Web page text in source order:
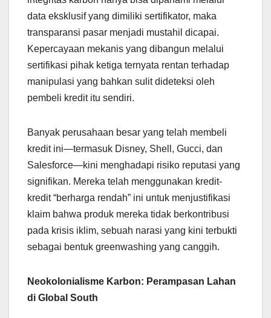
data eksklusif yang dimiliki sertifikator, maka
transparansi pasar menjadi mustahil dicapai.
Kepercayaan mekanis yang dibangun melalui
sertifikasi pihak ketiga ternyata rentan terhadap
manipulasi yang bahkan sulit dideteksi oleh
pembeli kredit itu sendiri.
Banyak perusahaan besar yang telah membeli
kredit ini—termasuk Disney, Shell, Gucci, dan
Salesforce—kini menghadapi risiko reputasi yang
signifikan. Mereka telah menggunakan kredit-
kredit “berharga rendah” ini untuk menjustifikasi
klaim bahwa produk mereka tidak berkontribusi
pada krisis iklim, sebuah narasi yang kini terbukti
sebagai bentuk greenwashing yang canggih.
Neokolonialisme Karbon: Perampasan Lahan
di Global South